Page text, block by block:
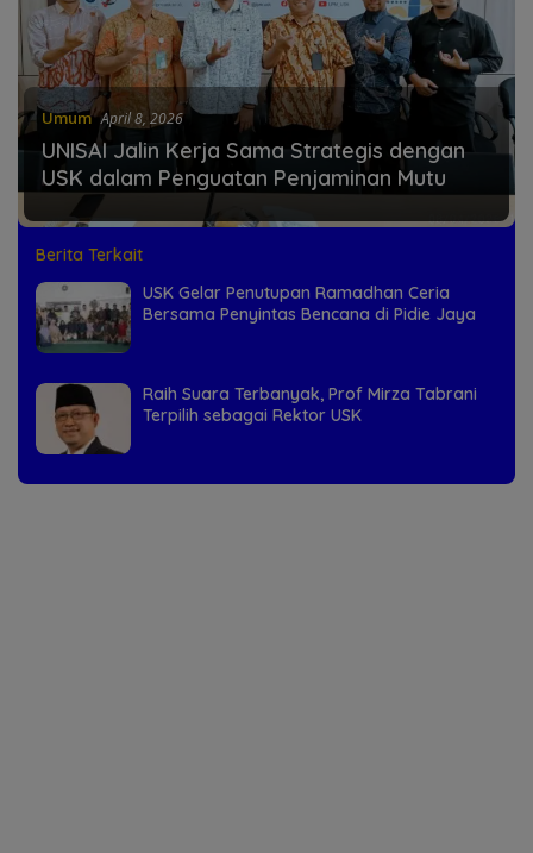
Umum April 8, 2026
UNISAI Jalin Kerja Sama Strategis dengan
USK dalam Penguatan Penjaminan Mutu
Berita Terkait
USK Gelar Penutupan Ramadhan Ceria
Bersama Penyintas Bencana di Pidie Jaya
Raih Suara Terbanyak, Prof Mirza Tabrani
Terpilih sebagai Rektor USK